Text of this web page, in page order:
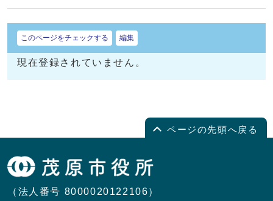
このページをチェックする 編集
現在登録されていません。
ページの先頭へ戻る
（法人番号 8000020122106）